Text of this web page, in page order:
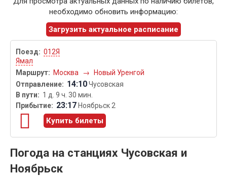
необходимо обновить информацию:
Загрузить актуальное расписание
012Я
Ямал
Москва
→ Новый Уренгой
14:10Чусовская
1 д. 9 ч. 30 мин.
23:17 Ноябрьск 2
Купить билеты
Погода на станциях Чусовская и
Ноябрьск